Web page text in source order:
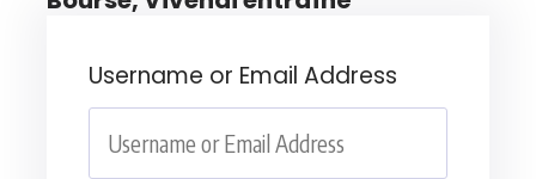
Username or Email Address